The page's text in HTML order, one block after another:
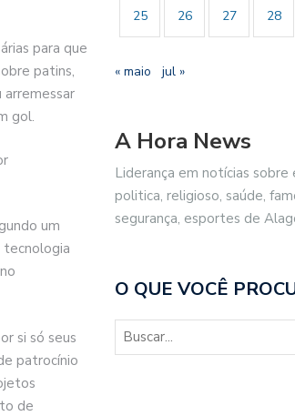
para que
patins,
gol.
um
tecnologia
si só seus
patrocínio
de
25 26 27 28
« maio jul »
A Hora News
Liderança em notícias
politica, religioso, saúde,
segurança, esportes de
O QUE VOCÊ